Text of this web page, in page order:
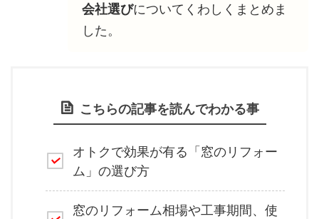
会社選びについてくわしくまとめま
した。
こちらの記事を読んでわかる事
オトクで効果が有る「窓のリフォー
ム」の選び方
窓のリフォーム相場や工事期間、使